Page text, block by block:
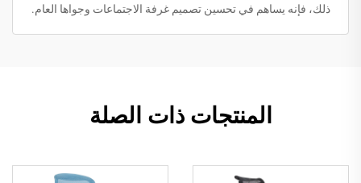
ذلك، فإنه يساهم في تحسين تصميم غرفة الاجتماعات وجواها العام.
المنتجات ذات الصلة